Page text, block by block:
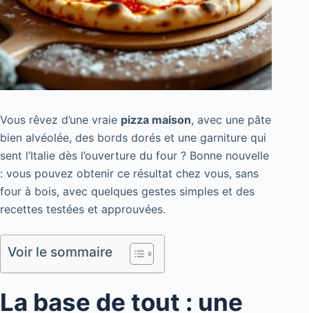
Vous rêvez d’une vraie pizza maison, avec une pâte
bien alvéolée, des bords dorés et une garniture qui
sent l’Italie dès l’ouverture du four ? Bonne nouvelle
: vous pouvez obtenir ce résultat chez vous, sans
four à bois, avec quelques gestes simples et des
recettes testées et approuvées.
Voir le sommaire
La base de tout : une